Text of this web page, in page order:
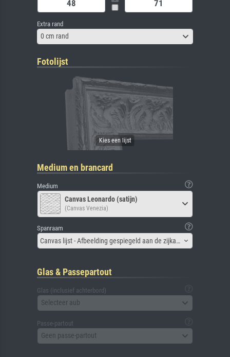
Extra rand
0 cm rand
Fotolijst
Medium en brancard
Medium
Canvas Leonardo (satijn)
(Canvas Venezia)
Spanraam
Canvas lijst - Afbeelding gespiegeld aan de zijkant
Glas & Passepartout
Glas (inclusief achterbord)
Selecteer aub
Passe-partout
Geen passe-partout